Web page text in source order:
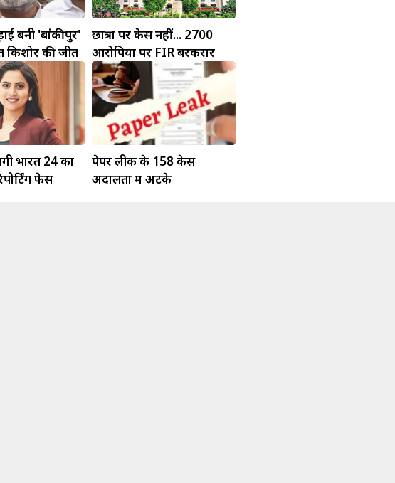
बनी 'बांकीपुर'
किशोर की जीत
छात्रों पर केस नहीं... 2700
आरोपियों पर FIR बरकरार
भारत 24 का
फेस
पेपर लीक के 158 केस
अदालतों में अटके